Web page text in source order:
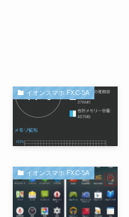
イオンスマホ FXC-5A
イオンスマホ FXC-5A